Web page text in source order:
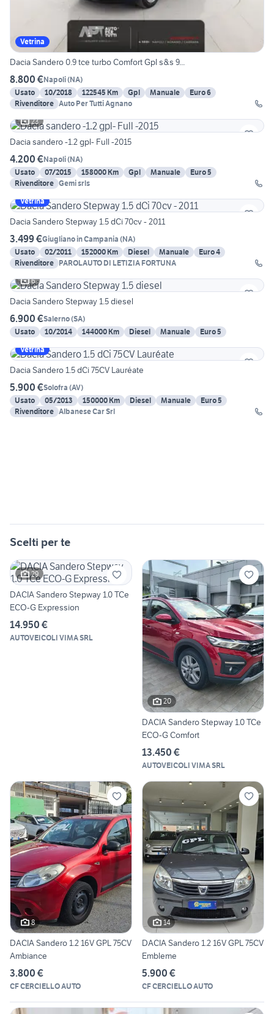
Vetrina
Dacia Sandero 0.9 tce turbo Comfort Gpl s&s 9...
8.800 €Napoli(NA)
Usato
10/2018 122545 Km Gpl Manuale
Euro 6
Rivenditore Auto Per Tutti Agnano
23
Dacia sandero -1.2 gpl- Full -2015
4.200 €Napoli(NA)
Usato
07/2015 158000 Km Gpl Manuale
Euro 5
Rivenditore Gemi srls
Vetrina
Dacia Sandero Stepway 1.5 dCi 70cv - 2011
3.499 €Giugliano in Campania (NA)
Usato
02/2011 152000 Km Diesel Manuale
Euro 4
Rivenditore PAROLAUTO DI LETIZIA FORTUNA
6
Dacia Sandero Stepway 1.5 diesel
6.900 €Salerno(SA)
Usato
10/2014 144000 Km Diesel Manuale
Euro 5
Vetrina
Dacia Sandero 1.5 dCi 75CV Lauréate
5.900 €Solofra (AV)
Usato
05/2013 150000 Km Diesel Manuale
Euro 5
Rivenditore Albanese Car Srl
Scelti per te
29
DACIA Sandero Stepway 1.0 TCe
ECO-G Expression
14.950 €
AUTOVEICOLI VIMA SRL
20
DACIA Sandero Stepway 1.0 TCe
ECO-G Comfort
13.450 €
AUTOVEICOLI VIMA SRL
8
DACIA Sandero 1.2 16V GPL 75CV
Ambiance
3.800 €
CF CERCIELLO AUTO
14
DACIA Sandero 1.2 16V GPL 75CV
Embleme
5.900 €
CF CERCIELLO AUTO